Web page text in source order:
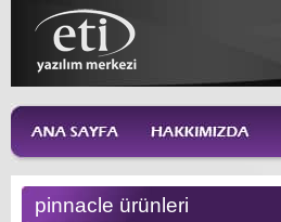
pinnacle ürünleri